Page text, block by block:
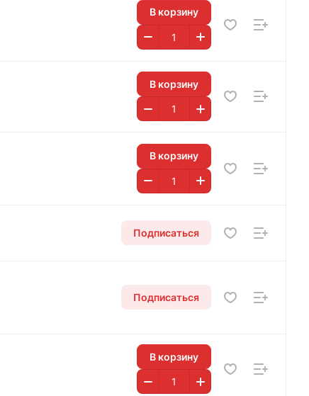
В корзину
В корзину
В корзину
Подписаться
Подписаться
В корзину